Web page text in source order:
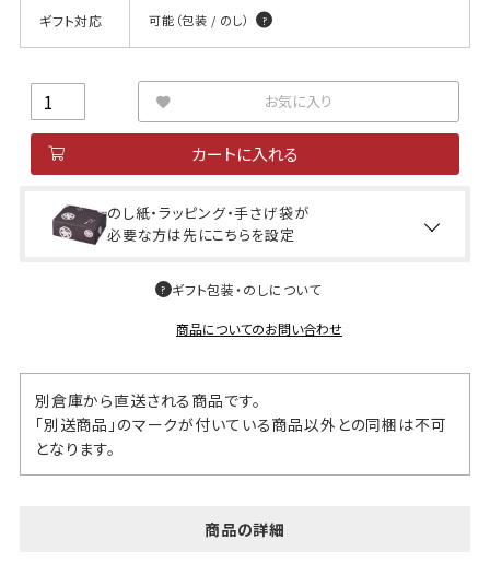
ギフト対応 可能（包装 / のし）
お気に入り
カートに入れる
のし紙・ラッピング・手さげ袋が
必要な方は先にこちらを設定
ギフト包装・のしについて
商品についてのお問い合わせ
別倉庫から直送される商品です。
「別送商品」のマークが付いている商品以外との同梱は不可
となります。
商品の詳細